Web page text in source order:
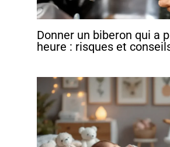
Donner un biberon qui a
heure : risques et